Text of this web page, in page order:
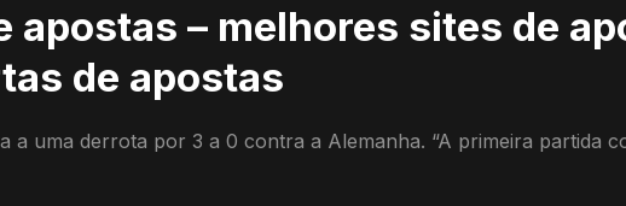
apostas – melhores sites de
de apostas
a uma derrota por 3 a 0 contra a Alemanha. “A primeira partida